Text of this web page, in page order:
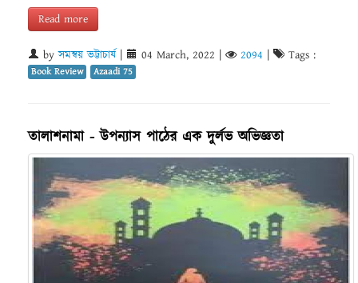
Read more
byসমন্বয় ভট্টাচার্য 04 March, 2022 2094 Tags :
Book Review Azaadi 75
তালাশনামা - উপন্যাস পাঠের এক দুর্লভ অভিজ্ঞতা